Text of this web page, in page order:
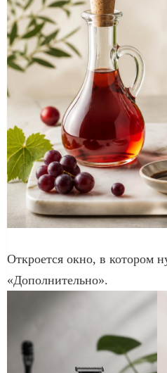
Откроется окно, в котором
«Дополнительно».